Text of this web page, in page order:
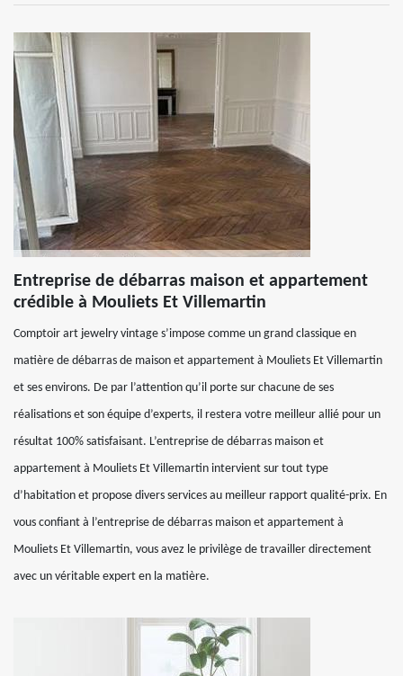
Entreprise de débarras maison et appartement
crédible à Mouliets Et Villemartin
Comptoir art jewelry vintage s’impose comme un grand classique en
matière de débarras de maison et appartement à Mouliets Et Villemartin
et ses environs. De par l’attention qu’il porte sur chacune de ses
réalisations et son équipe d’experts, il restera votre meilleur allié pour un
résultat 100% satisfaisant. L’entreprise de débarras maison et
appartement à Mouliets Et Villemartin intervient sur tout type
d’habitation et propose divers services au meilleur rapport qualité-prix. En
vous confiant à l’entreprise de débarras maison et appartement à
Mouliets Et Villemartin, vous avez le privilège de travailler directement
avec un véritable expert en la matière.